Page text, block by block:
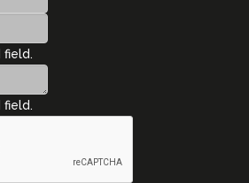
field.
field.